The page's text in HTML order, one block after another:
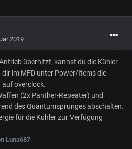
2019
überhitzt, kannst du die Kühler
im MFD unter Power/Items die
auf overclock.
(2x Panther-Repeater) und
des Quantumsprunges abschalten.
für die Kühler zur Verfügung
Luna687